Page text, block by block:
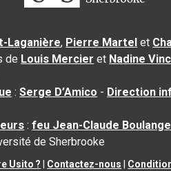
Laganière, Pierre Martel et
de Louis Mercier et Nadine
:Serge D’Amico - Direction
:feu Jean-Claude
de Sherbrooke
Usito ? Contactez-nous